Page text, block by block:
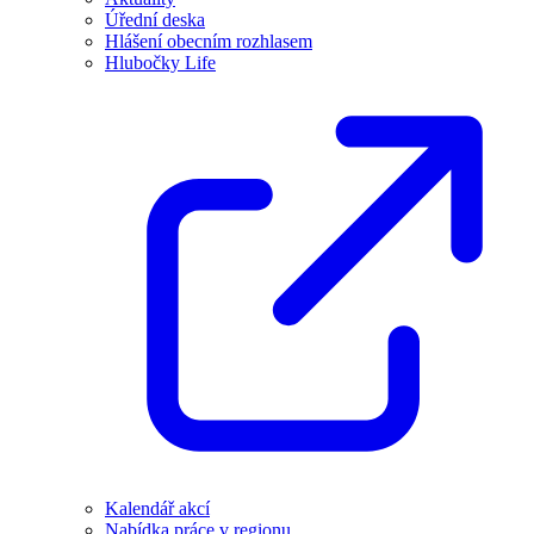
Úřední deska
Hlášení obecním rozhlasem
Hlubočky Life
Kalendář akcí